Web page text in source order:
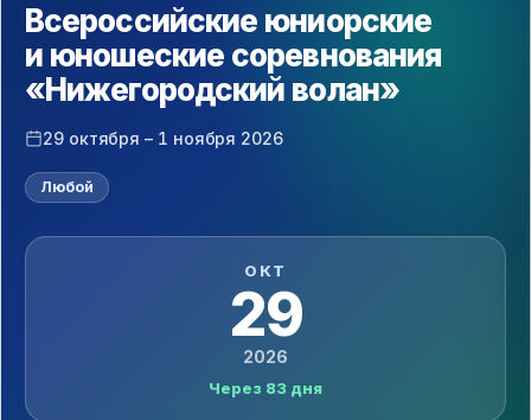
Всероссийские юниорские
и юношеские соревнования
«Нижегородский волан»
29 октября – 1 ноября 2026
Любой
ОКТ
29
2026
Через 83 дня